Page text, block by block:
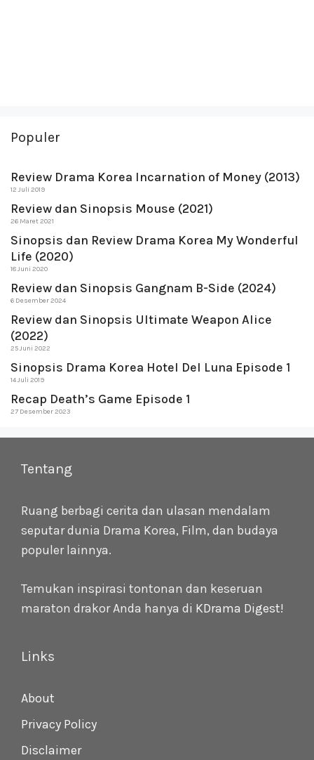
Populer
Review Drama Korea Incarnation of Money (2013)
12 Juli 2019
Review dan Sinopsis Mouse (2021)
26 Maret 2021
Sinopsis dan Review Drama Korea My Wonderful
Life (2020)
18 Juni 2020
Review dan Sinopsis Gangnam B-Side (2024)
6 Desember 2024
Review dan Sinopsis Ultimate Weapon Alice
(2022)
25 Juni 2022
Sinopsis Drama Korea Hotel Del Luna Episode 1
14 Juli 2019
Recap Death’s Game Episode 1
27 Desember 2023
Tentang
Ruang berbagi cerita dan ulasan mendalam
seputar dunia Drama Korea, Film, dan budaya
populer lainnya.
Temukan inspirasi tontonan dan keseruan
maraton drakor Anda hanya di KDrama Digest!
Links
About
Privacy Policy
Disclaimer